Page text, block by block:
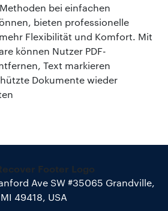
bei einfachen
bieten professionelle
Flexibilität und Komfort. Mit
können Nutzer PDF-
Text markieren
Dokumente wieder
Ave SW #35065 Grandville,
MI 49418, USA